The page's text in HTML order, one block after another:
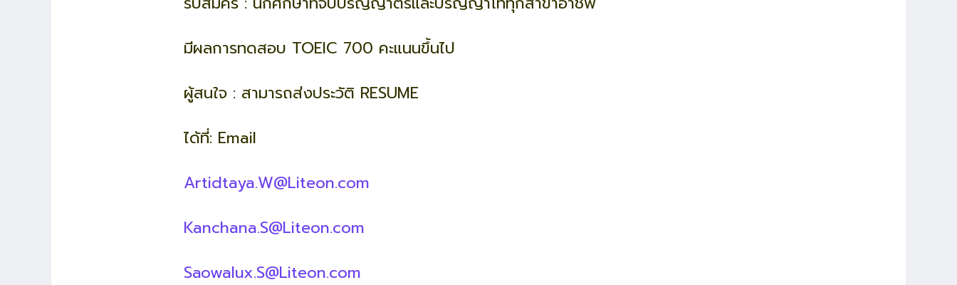
มีผลการทดสอบ TOEIC 700 คะแนนขึ้นไป
ผู้สนใจ : สามารถส่งประวัติ RESUME
ได้ที่: Email
Artidtaya.W@Liteon.com
Kanchana.S@Liteon.com
Saowalux.S@Liteon.com